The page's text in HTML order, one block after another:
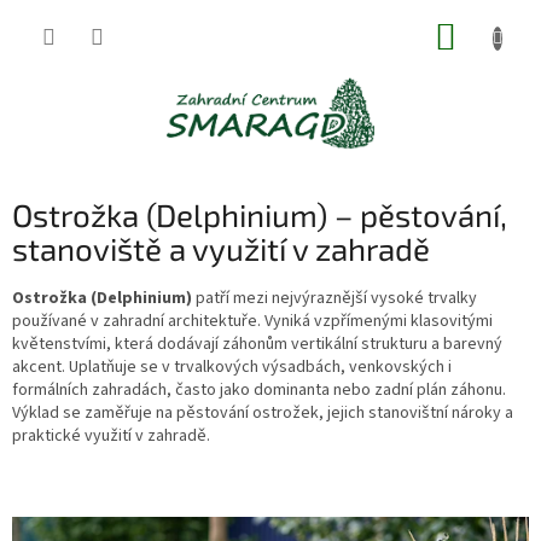
Ostrožka (Delphinium) – pěstování,
stanoviště a využití v zahradě
Ostrožka (Delphinium) patří mezi nejvýraznější vysoké trvalky
používané v zahradní architektuře. Vyniká vzpřímenými klasovitými
květenstvími, která dodávají záhonům vertikální strukturu a barevný
akcent. Uplatňuje se v trvalkových výsadbách, venkovských i
formálních zahradách, často jako dominanta nebo zadní plán záhonu.
Výklad se zaměřuje na pěstování ostrožek, jejich stanovištní nároky a
praktické využití v zahradě.
V